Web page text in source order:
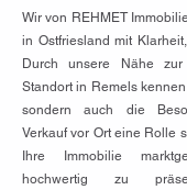
Wir von REHMET
in Ostfriesland mit
Durch unsere Nähe
Standort in Remels
sondern auch die
Verkauf vor Ort eine Rolle
Ihre Immobilie
hochwertig zu